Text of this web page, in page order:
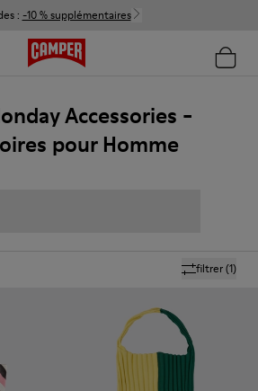
: -10 % supplémentaires
Accessories -
pour Homme
filtrer(1)